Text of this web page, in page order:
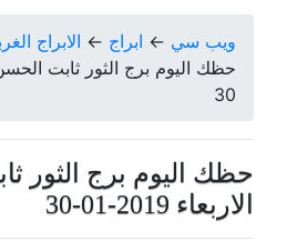
ويب سي ← ابراج ← الابراج
30
حظك اليوم برج الثور
الاربعاء 2019-01-30